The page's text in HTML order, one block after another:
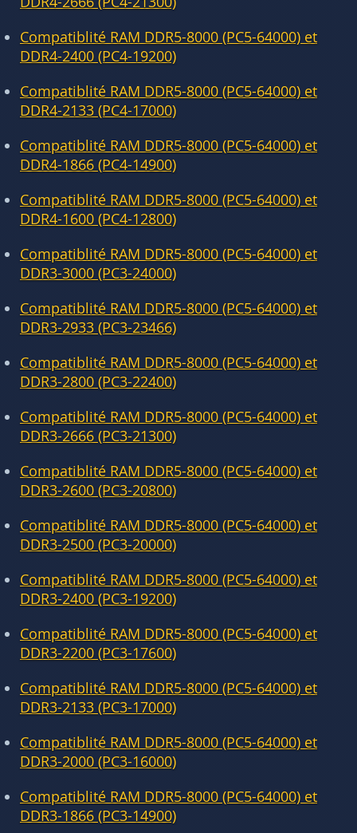
Compatiblité RAM DDR5-8000 (PC5-64000) et
DDR4-2400 (PC4-19200)
Compatiblité RAM DDR5-8000 (PC5-64000) et
DDR4-2133 (PC4-17000)
Compatiblité RAM DDR5-8000 (PC5-64000) et
DDR4-1866 (PC4-14900)
Compatiblité RAM DDR5-8000 (PC5-64000) et
DDR4-1600 (PC4-12800)
Compatiblité RAM DDR5-8000 (PC5-64000) et
DDR3-3000 (PC3-24000)
Compatiblité RAM DDR5-8000 (PC5-64000) et
DDR3-2933 (PC3-23466)
Compatiblité RAM DDR5-8000 (PC5-64000) et
DDR3-2800 (PC3-22400)
Compatiblité RAM DDR5-8000 (PC5-64000) et
DDR3-2666 (PC3-21300)
Compatiblité RAM DDR5-8000 (PC5-64000) et
DDR3-2600 (PC3-20800)
Compatiblité RAM DDR5-8000 (PC5-64000) et
DDR3-2500 (PC3-20000)
Compatiblité RAM DDR5-8000 (PC5-64000) et
DDR3-2400 (PC3-19200)
Compatiblité RAM DDR5-8000 (PC5-64000) et
DDR3-2200 (PC3-17600)
Compatiblité RAM DDR5-8000 (PC5-64000) et
DDR3-2133 (PC3-17000)
Compatiblité RAM DDR5-8000 (PC5-64000) et
DDR3-2000 (PC3-16000)
Compatiblité RAM DDR5-8000 (PC5-64000) et
DDR3-1866 (PC3-14900)